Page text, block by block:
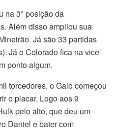
na 3ª posição da
Além disso ampliou sua
Já são 33 partidas
Já o Colorado fica na vice-
ponto algum.
torcedores, o Galo começou
o placar. Logo aos 9
pelo alto, que deu um
Daniel e bater com